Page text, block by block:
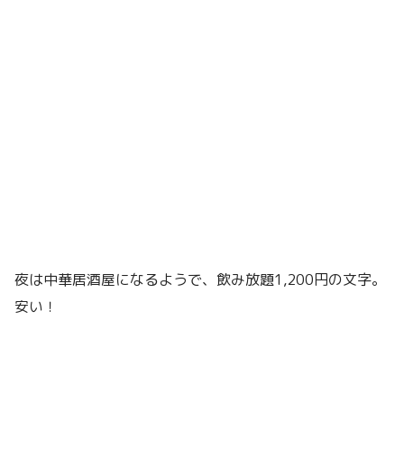
夜は中華居酒屋になるようで、飲み放題1,200円の文字。
安い！